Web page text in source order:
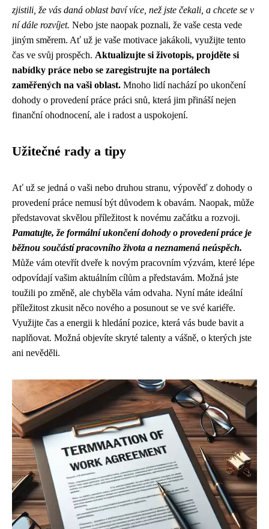
zjistili, že vás daná oblast baví více, než jste čekali, a chcete se v
ní dále rozvíjet. Nebo jste naopak poznali, že vaše cesta vede
jiným směrem. Ať už je vaše motivace jakákoli, využijte tento
čas ve svůj prospěch. Aktualizujte si životopis, projděte si
nabídky práce nebo se zaregistrujte na portálech
zaměřených na vaši oblast. Mnoho lidí nachází po ukončení
dohody o provedení práce práci snů, která jim přináší nejen
finanční ohodnocení, ale i radost a uspokojení.
Užitečné rady a tipy
Ať už se jedná o vaši nebo druhou stranu, výpověď z dohody o
provedení práce nemusí být důvodem k obavám. Naopak, může
představovat skvělou příležitost k novému začátku a rozvoji.
Pamatujte, že formální ukončení dohody o provedení práce je
běžnou součástí pracovního života a neznamená neúspěch.
Může vám otevřít dveře k novým pracovním výzvám, které lépe
odpovídají vašim aktuálním cílům a představám. Možná jste
toužili po změně, ale chyběla vám odvaha. Nyní máte ideální
příležitost zkusit něco nového a posunout se ve své kariéře.
Využijte čas a energii k hledání pozice, která vás bude bavit a
naplňovat. Možná objevíte skryté talenty a vášně, o kterých jste
ani nevěděli.